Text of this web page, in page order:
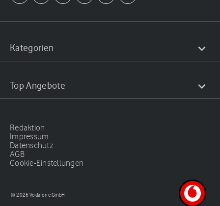
Kategorien
Top Angebote
Redaktion
Impressum
Datenschutz
AGB
Cookie-Einstellungen
© 2026 Vodafone GmbH